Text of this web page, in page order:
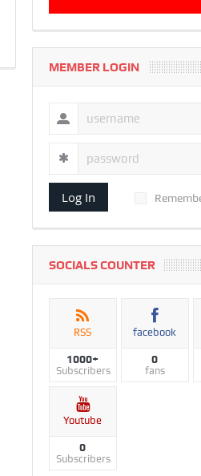
MEMBER LOGIN
Log In
SOCIALS COUNTER
RSS
1000+
Subscribers
facebook
0
fans
Youtube
0
Subscribers